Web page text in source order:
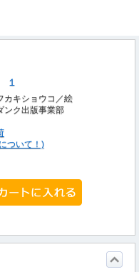
１
キショウコ／絵
ンク出版事業部
ついて！)